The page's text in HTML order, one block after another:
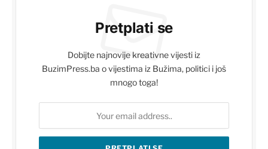
Pretplati se
Dobijte najnovije kreativne vijesti iz
BuzimPress.ba o vijestima iz Bužima, politici i još
mnogo toga!